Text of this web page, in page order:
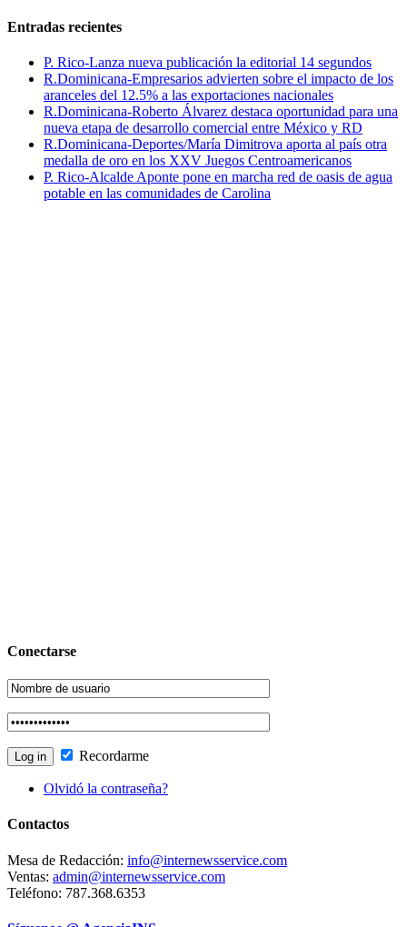
Entradas recientes
P. Rico-Lanza nueva publicación la editorial 14 segundos
R.Dominicana-Empresarios advierten sobre el impacto de los
aranceles del 12.5% a las exportaciones nacionales
R.Dominicana-Roberto Álvarez destaca oportunidad para una
nueva etapa de desarrollo comercial entre México y RD
R.Dominicana-Deportes/María Dimitrova aporta al país otra
medalla de oro en los XXV Juegos Centroamericanos
P. Rico-Alcalde Aponte pone en marcha red de oasis de agua
potable en las comunidades de Carolina
Conectarse
Recordarme
Olvidó la contraseña?
Contactos
Mesa de Redacción: info@internewsservice.com
Ventas: admin@internewsservice.com
Teléfono: 787.368.6353